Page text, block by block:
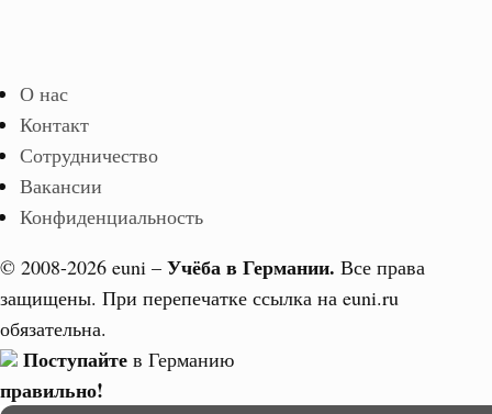
О нас
Контакт
Сотрудничество
Вакансии
Конфиденциальность
© 2008-2026 euni – Учёба в Германии. Все права
защищены. При перепечатке ссылка на euni.ru
обязательна.
Поступайте в Германию
правильно!